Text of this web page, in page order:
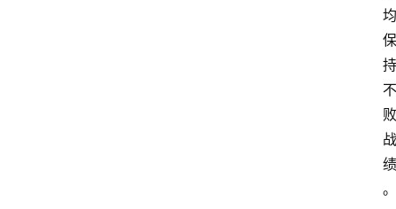
均
保
持
不
败
战
绩
。